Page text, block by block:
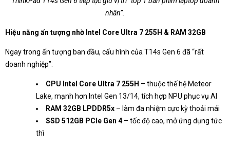
nhân”.
Hiệu năng ấn tượng nhờ Intel Core Ultra 7 255H & RAM 32GB
Ngay trong ấn tượng ban đầu, cấu hình của T14s Gen 6 đã “rất
doanh nghiệp”:
CPU Intel Core Ultra 7 255H – thuộc thế hệ Meteor
Lake, mạnh hơn Intel Gen 13/14, tích hợp NPU phục vụ AI
RAM 32GB LPDDR5x – làm đa nhiệm cực kỳ thoải mái
SSD 512GB PCIe Gen 4– tốc độ cao, mở ứng dụng tức
thì